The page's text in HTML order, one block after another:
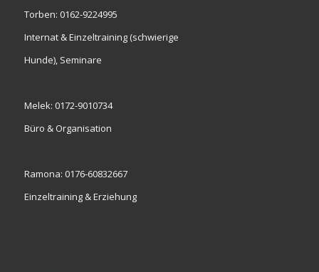
Torben: 0162-9224995
Internat & Einzeltraining (schwierige
Hunde), Seminare
Melek: 0172-9010734
Büro & Organisation
Ramona: 0176-60832667
Einzeltraining & Erziehung